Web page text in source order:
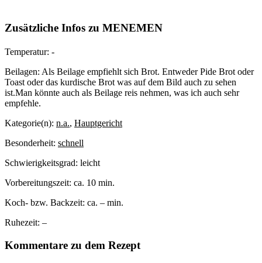
Zusätzliche Infos zu MENEMEN
Temperatur: -
Beilagen: Als Beilage empfiehlt sich Brot. Entweder Pide Brot oder
Toast oder das kurdische Brot was auf dem Bild auch zu sehen
ist.Man könnte auch als Beilage reis nehmen, was ich auch sehr
empfehle.
Kategorie(n): n.a., Hauptgericht
Besonderheit: schnell
Schwierigkeitsgrad: leicht
Vorbereitungszeit: ca. 10 min.
Koch- bzw. Backzeit: ca. – min.
Ruhezeit: –
Kommentare zu dem Rezept